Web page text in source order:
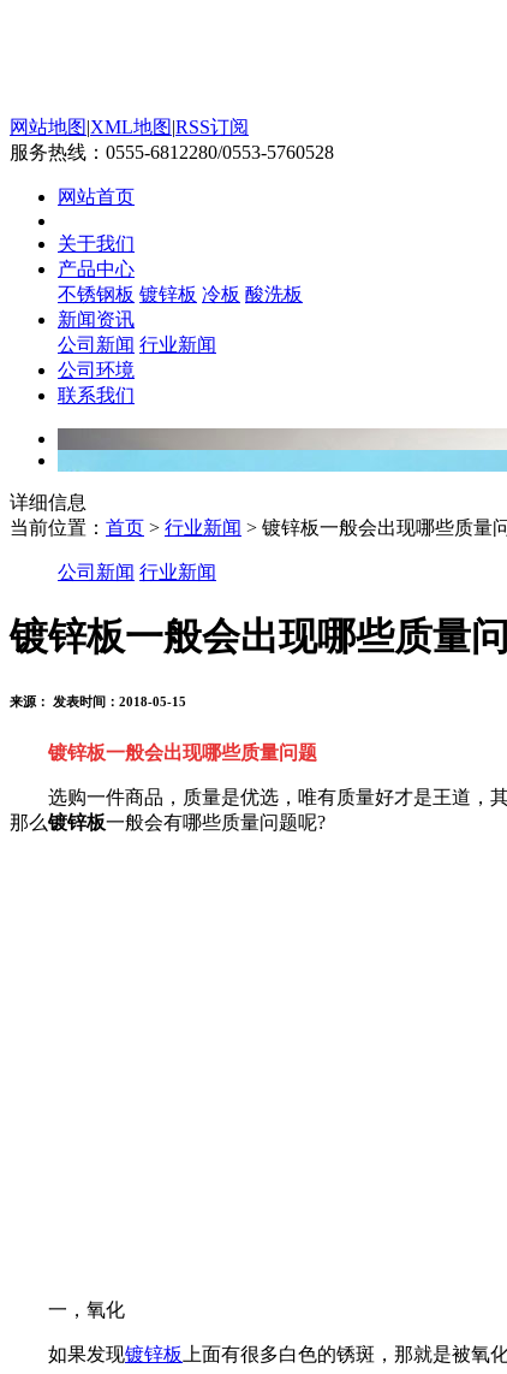
网站地图|XML地图|RSS订阅
服务热线： 0555-6812280/0553-5760528
网站首页
关于我们
产品中心
不锈钢板 镀锌板 冷板 酸洗板
新闻资讯
公司新闻 行业新闻
公司环境
联系我们
详细信息
当前位置： 首页 > 行业新闻 > 镀锌板一般会出现哪些质量
公司新闻 行业新闻
镀锌板一般会出现哪些质量
来源： 发表时间：2018-05-15
镀锌板一般会出现哪些质量问题
选购一件商品，质量是优选，唯有质量好才是王道，其
那么镀锌板一般会有哪些质量问题呢?
一，氧化
如果发现镀锌板 上面有很多白色的锈斑，那就是被氧